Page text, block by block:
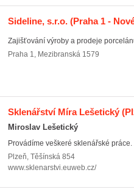
Sideline, s.r.o. (Praha 1 -
Zajišťování výroby a prodeje
Praha 1, Mezibranská 1579
Sklenářství Míra Lešetický
Miroslav Lešetický
Provádíme veškeré sklenářské
Plzeň, Těšínská 854
www.sklenarstvi.euweb.cz/